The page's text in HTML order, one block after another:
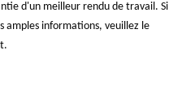
d'un meilleur rendu de travail. Si
amples informations, veuillez le